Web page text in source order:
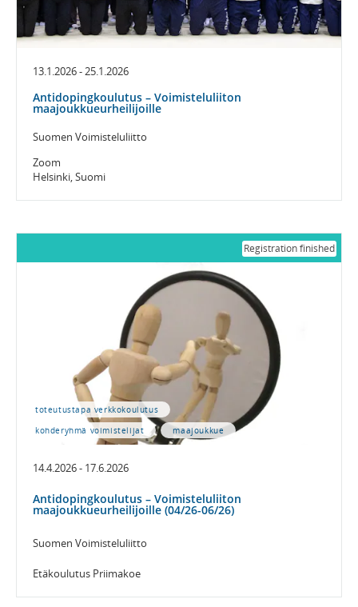
13.1.2026 - 25.1.2026
Antidopingkoulutus – Voimisteluliiton
maajoukkueurheilijoille
Suomen Voimisteluliitto
Zoom
Helsinki, Suomi
Registration finished
kohderyhmä voimistelijat maajoukkue
toteutustapa verkkokoulutus
14.4.2026 - 17.6.2026
Antidopingkoulutus – Voimisteluliiton
maajoukkueurheilijoille (04/26-06/26)
Suomen Voimisteluliitto
Etäkoulutus Priimakoe